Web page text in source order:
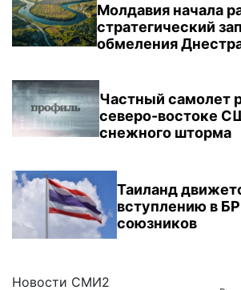
Молдавия начала
стратегический
обмеления
Частный самолет
северо-востоке
снежного шторма
Таиланд
вступлению в
союзников
Новости СМИ2